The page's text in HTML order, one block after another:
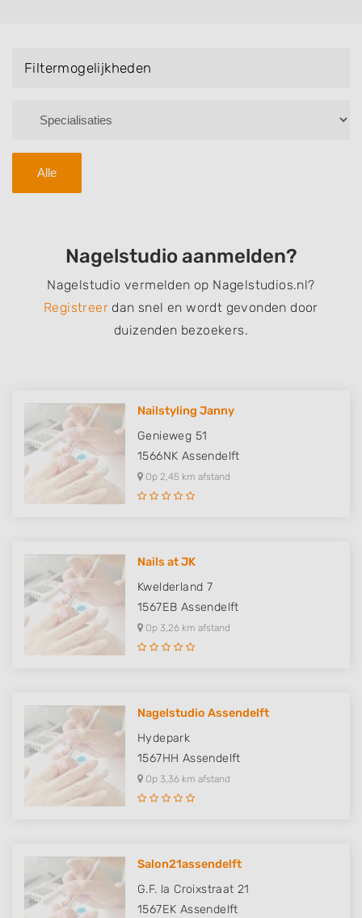
Filtermogelijkheden
Alle
Nagelstudio aanmelden?
Nagelstudio vermelden op Nagelstudios.nl?
Registreer dan snel en wordt gevonden door
duizenden bezoekers.
Nailstyling Janny
Genieweg 51
1566NK Assendelft
Op 2,45 km afstand
Nails at JK
Kwelderland 7
1567EB Assendelft
Op 3,26 km afstand
Nagelstudio Assendelft
Hydepark
1567HH Assendelft
Op 3,36 km afstand
Salon21assendelft
G.F. la Croixstraat 21
1567EK Assendelft